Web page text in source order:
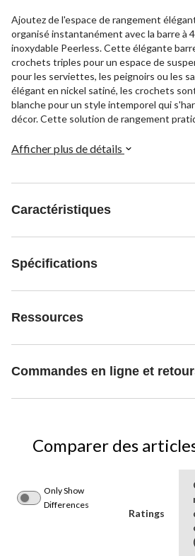
Ajoutez de l'espace de rangement
organisé instantanément avec la barre à
inoxydable Peerless. Cette élégante
crochets triples pour un espace de
pour les serviettes, les peignoirs ou les
élégant en nickel satiné, les crochets
blanche pour un style intemporel qui
décor. Cette solution de rangement
outil spécial.
Afficher plus de détails
Caractéristiques
Spécifications
Ressources
Commandes en ligne et
Comparer des
Only Show
Differences
Ratings